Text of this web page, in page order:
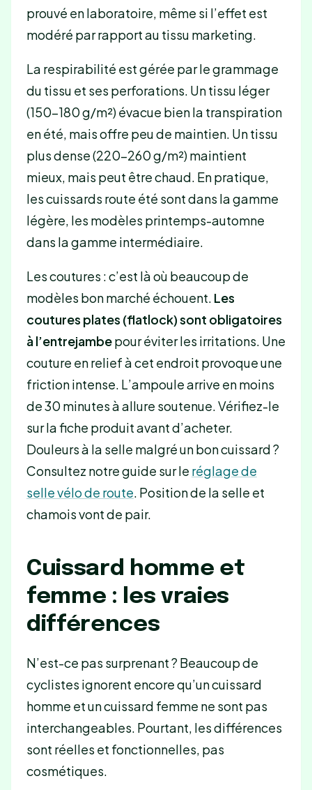
prouvé en laboratoire, même si l’effet est
modéré par rapport au tissu marketing.
La respirabilité est gérée par le grammage
du tissu et ses perforations. Un tissu léger
(150-180 g/m²) évacue bien la transpiration
en été, mais offre peu de maintien. Un tissu
plus dense (220-260 g/m²) maintient
mieux, mais peut être chaud. En pratique,
les cuissards route été sont dans la gamme
légère, les modèles printemps-automne
dans la gamme intermédiaire.
Les coutures : c’est là où beaucoup de
modèles bon marché échouent. Les
coutures plates (flatlock) sont obligatoires
à l’entrejambepour éviter les irritations. Une
couture en relief à cet endroit provoque une
friction intense. L’ampoule arrive en moins
de 30 minutes à allure soutenue. Vérifiez-le
sur la fiche produit avant d’acheter.
Douleurs à la selle malgré un bon cuissard ?
Consultez notre guide sur le réglage de
selle vélo de route. Position de la selle et
chamois vont de pair.
Cuissard homme et
femme : les vraies
différences
N’est-ce pas surprenant ? Beaucoup de
cyclistes ignorent encore qu’un cuissard
homme et un cuissard femme ne sont pas
interchangeables. Pourtant, les différences
sont réelles et fonctionnelles, pas
cosmétiques.